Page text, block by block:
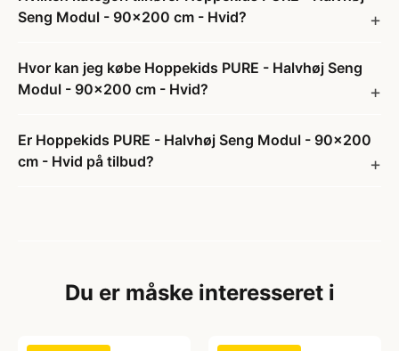
Seng Modul - 90x200 cm - Hvid?
Hvor kan jeg købe Hoppekids PURE - Halvhøj Seng
Modul - 90x200 cm - Hvid?
Er Hoppekids PURE - Halvhøj Seng Modul - 90x200
cm - Hvid på tilbud?
Du er måske interesseret i